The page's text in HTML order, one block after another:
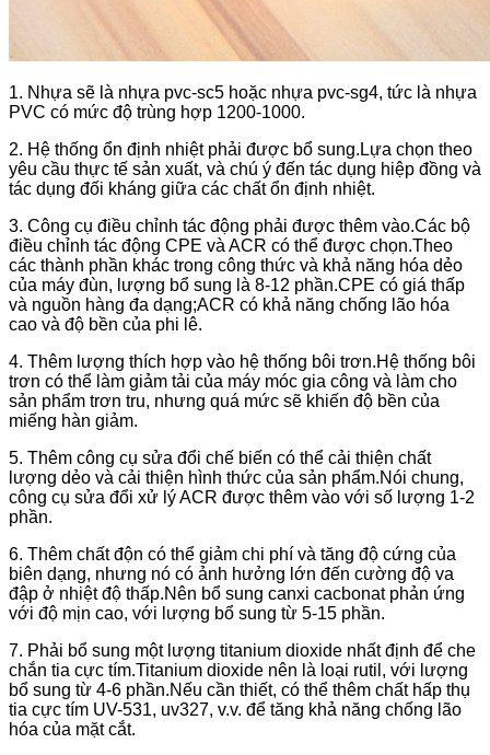
1. Nhựa sẽ là nhựa pvc-sc5 hoặc nhựa pvc-sg4, tức là nhựa
PVC có mức độ trùng hợp 1200-1000.
2. Hệ thống ổn định nhiệt phải được bổ sung.Lựa chọn theo
yêu cầu thực tế sản xuất, và chú ý đến tác dụng hiệp đồng và
tác dụng đối kháng giữa các chất ổn định nhiệt.
3. Công cụ điều chỉnh tác động phải được thêm vào.Các bộ
điều chỉnh tác động CPE và ACR có thể được chọn.Theo
các thành phần khác trong công thức và khả năng hóa dẻo
của máy đùn, lượng bổ sung là 8-12 phần.CPE có giá thấp
và nguồn hàng đa dạng;ACR có khả năng chống lão hóa
cao và độ bền của phi lê.
4. Thêm lượng thích hợp vào hệ thống bôi trơn.Hệ thống bôi
trơn có thể làm giảm tải của máy móc gia công và làm cho
sản phẩm trơn tru, nhưng quá mức sẽ khiến độ bền của
miếng hàn giảm.
5. Thêm công cụ sửa đổi chế biến có thể cải thiện chất
lượng dẻo và cải thiện hình thức của sản phẩm.Nói chung,
công cụ sửa đổi xử lý ACR được thêm vào với số lượng 1-2
phần.
6. Thêm chất độn có thể giảm chi phí và tăng độ cứng của
biên dạng, nhưng nó có ảnh hưởng lớn đến cường độ va
đập ở nhiệt độ thấp.Nên bổ sung canxi cacbonat phản ứng
với độ mịn cao, với lượng bổ sung từ 5-15 phần.
7. Phải bổ sung một lượng titanium dioxide nhất định để che
chắn tia cực tím.Titanium dioxide nên là loại rutil, với lượng
bổ sung từ 4-6 phần.Nếu cần thiết, có thể thêm chất hấp thụ
tia cực tím UV-531, uv327, v.v. để tăng khả năng chống lão
hóa của mặt cắt.